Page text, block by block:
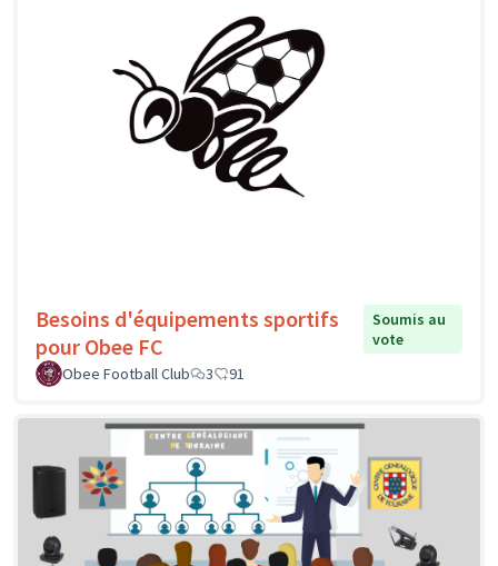
Besoins d'équipements sportifs
pour Obee FC
Soumis au
vote
Obee Football Club
3 91